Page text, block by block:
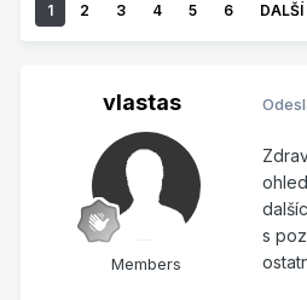
1 2 3 4 5 6 DALŠÍ
vlastas
Members
s